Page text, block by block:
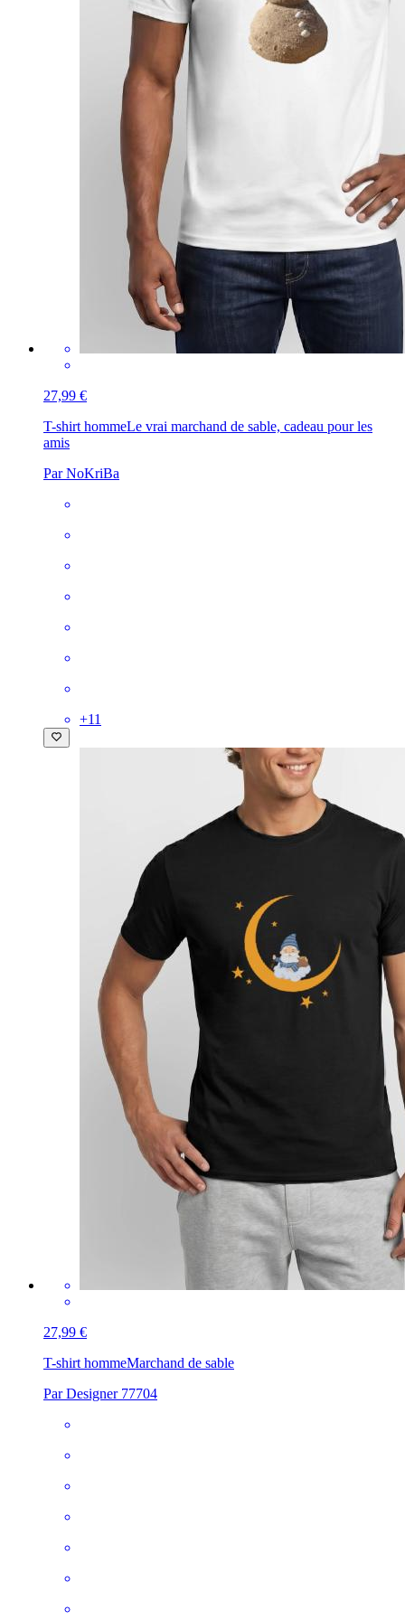
27,99 €
T-shirt hommeLe vrai marchand de sable, cadeau pour les
amis
Par NoKriBa
+11
27,99 €
T-shirt hommeMarchand de sable
Par Designer 77704